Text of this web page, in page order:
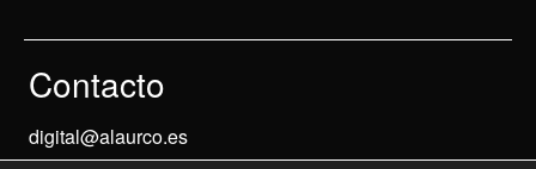
Contacto
digital@alaurco.es